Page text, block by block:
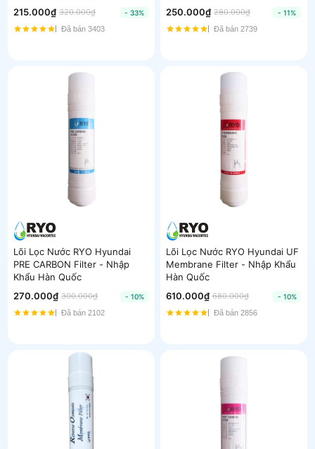
215.000₫ 320.000₫
- 33%
Đã bán 3403
250.000₫ 280.000₫
- 11%
Đã bán 2739
Lõi Lọc Nước RYO Hyundai
PRE CARBON Filter - Nhập
Khẩu Hàn Quốc
270.000₫ 300.000₫
- 10%
Đã bán 2102
Lõi Lọc Nước RYO Hyundai UF
Membrane Filter - Nhập Khẩu
Hàn Quốc
610.000₫ 680.000₫
- 10%
Đã bán 2856